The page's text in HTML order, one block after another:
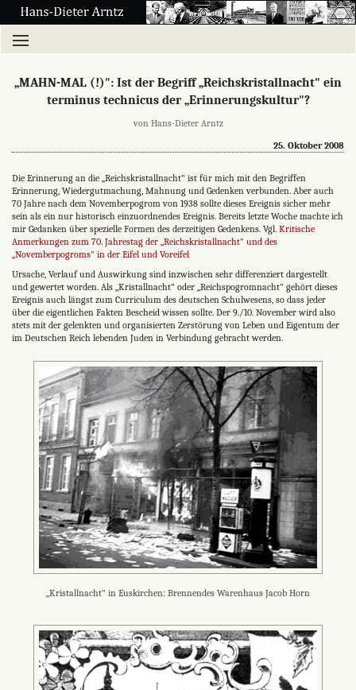
„MAHN-MAL (!)": Ist der Begriff „Reichskristallnacht" ein
terminus technicus der „Erinnerungskultur"?
von Hans-Dieter Arntz
25. Oktober 2008
Die Erinnerung an die „Reichskristallnacht" ist für mich mit den Begriffen
Erinnerung, Wiedergutmachung, Mahnung und Gedenken verbunden. Aber auch
70 Jahre nach dem Novemberpogrom von 1938 sollte dieses Ereignis sicher mehr
sein als ein nur historisch einzuordnendes Ereignis. Bereits letzte Woche machte ich
mir Gedanken über spezielle Formen des derzeitigen Gedenkens. Vgl. Kritische
Anmerkungen zum 70. Jahrestag der „Reichskristallnacht" und des
„Novemberpogroms" in der Eifel und Voreifel
Ursache, Verlauf und Auswirkung sind inzwischen sehr differenziert dargestellt
und gewertet worden. Als „Kristallnacht" oder „Reichspogromnacht" gehört dieses
Ereignis auch längst zum Curriculum des deutschen Schulwesens, so dass jeder
über die eigentlichen Fakten Bescheid wissen sollte. Der 9./10. November wird also
stets mit der gelenkten und organisierten Zerstörung von Leben und Eigentum der
im Deutschen Reich lebenden Juden in Verbindung gebracht werden.
„Kristallnacht" in Euskirchen: Brennendes Warenhaus Jacob Horn